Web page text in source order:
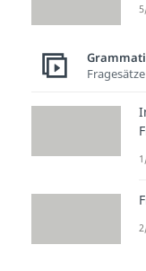
Fragesätze